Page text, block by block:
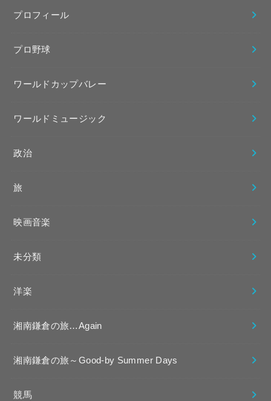
プロフィール
プロ野球
ワールドカップバレー
ワールドミュージック
政治
旅
映画音楽
未分類
洋楽
湘南鎌倉の旅…Again
湘南鎌倉の旅～Good-by Summer Days
競馬